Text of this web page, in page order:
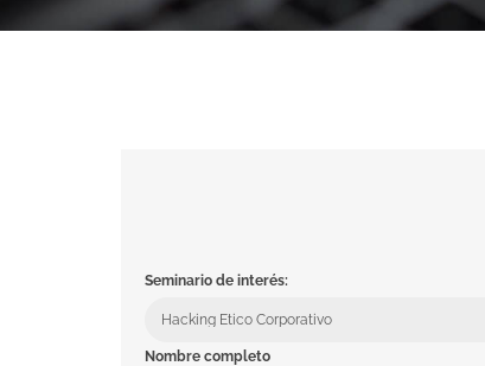
Seminario de interés:
Nombre completo